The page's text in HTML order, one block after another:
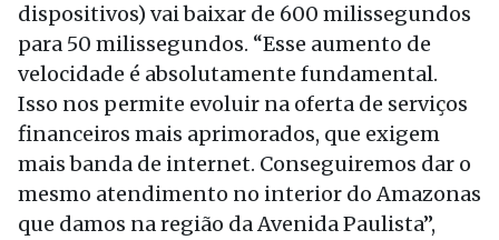
dispositivos) vai baixar de 600 milissegundos
para 50 milissegundos. “Esse aumento de
velocidade é absolutamente fundamental.
Isso nos permite evoluir na oferta de serviços
financeiros mais aprimorados, que exigem
mais banda de internet. Conseguiremos dar o
mesmo atendimento no interior do Amazonas
que damos na região da Avenida Paulista”,